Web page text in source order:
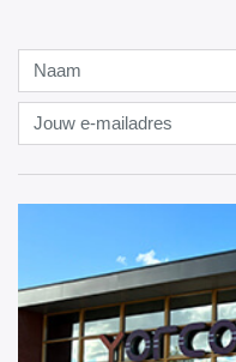
Jouw
e-
mailadres